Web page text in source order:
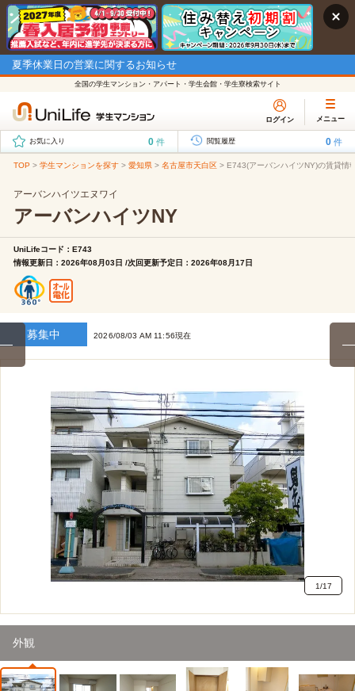
夏季休業日の営業に関するお知らせ
全国の学生マンション・アパート・学生会館・学生寮検索サイト
ログイン メニュー
お気に入り 0 件 閲覧履歴 0 件
TOP > 学生マンションを探す > 愛知県 > 名古屋市天白区 > E743(アーバンハイツNY)の賃貸情
アーバンハイツエヌワイ
アーバンハイツNY
UniLifeコード：E743
情報更新日：2026年08月03日 /次回更新予定日：2026年08月17日
募集中 2026/08/03 AM 11:56現在
外観
1/17